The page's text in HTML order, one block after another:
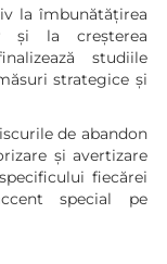
la îmbunătățirea
și la creșterea
studiile
strategice și
de abandon
și avertizare
fiecărei
special pe